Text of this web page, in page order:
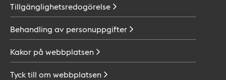
Tillgänglighetsredogörelse
Behandling av personuppgifter
Kakor på webbplatsen
Tyck till om webbplatsen